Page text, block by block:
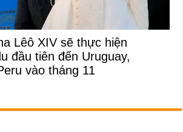
Lêô XIV sẽ thực hiện
đầu tiên đến Uruguay,
vào tháng 11